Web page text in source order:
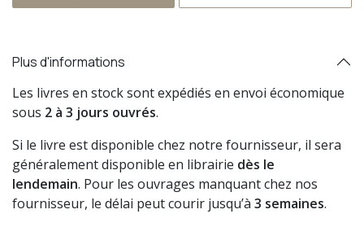
Plus d'informations
Les livres en stock sont expédiés en envoi économique
sous 2 à 3 jours ouvrés.
Si le livre est disponible chez notre fournisseur, il sera
généralement disponible en librairie dès le
lendemain. Pour les ouvrages manquant chez nos
fournisseur, le délai peut courir jusqu’à 3 semaines.